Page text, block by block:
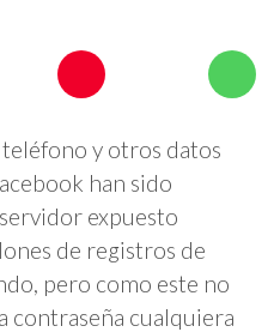
y otros datos
han sido
expuesto
de registros de
pero como este no
contraseña cualquiera